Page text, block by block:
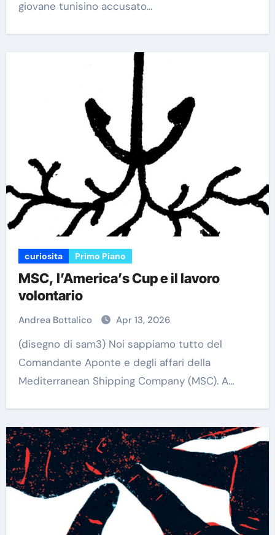
giovane tunisino accusato…
curiosita Primo Piano
MSC, l’America’s Cup e il lavoro
volontario
Andrea Bottalico Apr 13, 2026
(disegno di sam3) Noi sappiamo tutto del
Comandante Aponte e degli affari della
Mediterranean Shipping Company (MSC). A…